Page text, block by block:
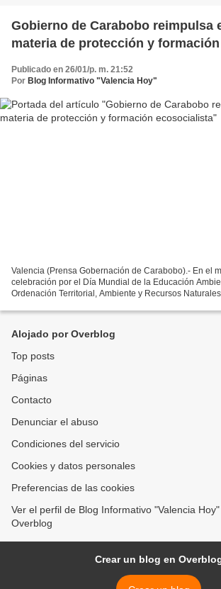
Gobierno de Carabobo reimpulsa
materia de protección y
Publicado en 26/01/p. m. 21:52
Por Blog Informativo "Valencia Hoy"
Valencia (Prensa Gobernación de Carabobo).- En el
celebración por el Día Mundial de la Educación
Ordenación Territorial, Ambiente y Recursos
Alojado por Overblog
Top posts
Páginas
Contacto
Denunciar el abuso
Condiciones del servicio
Cookies y datos personales
Preferencias de las cookies
Ver el perfil de Blog Informativo "Valencia
Overblog
Crear un blog en